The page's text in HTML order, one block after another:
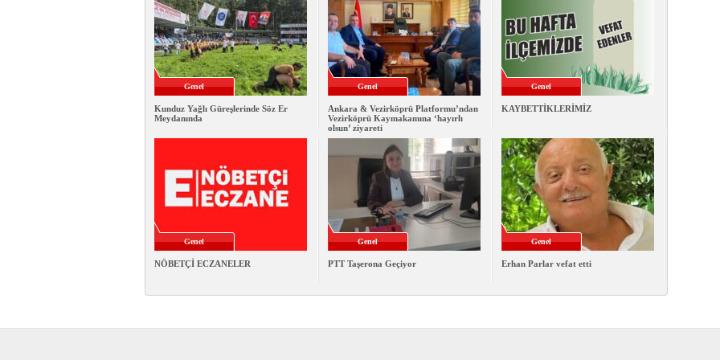
Genel
Kunduz Yağlı Güreşlerinde Söz Er
Meydanında
Genel
Ankara & Vezirköprü Platformu’ndan
Vezirköprü Kaymakamına ‘hayırlı
olsun’ ziyareti
Genel
KAYBETTİKLERİMİZ
Genel
NÖBETÇİ ECZANELER
Genel
PTT Taşerona Geçiyor
Genel
Erhan Parlar vefat etti